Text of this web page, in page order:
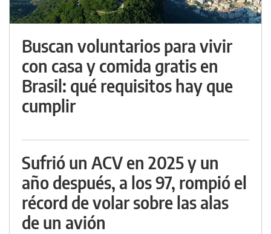
Buscan voluntarios para vivir
con casa y comida gratis en
Brasil: qué requisitos hay que
cumplir
Sufrió un ACV en 2025 y un
año después, a los 97, rompió el
récord de volar sobre las alas
de un avión